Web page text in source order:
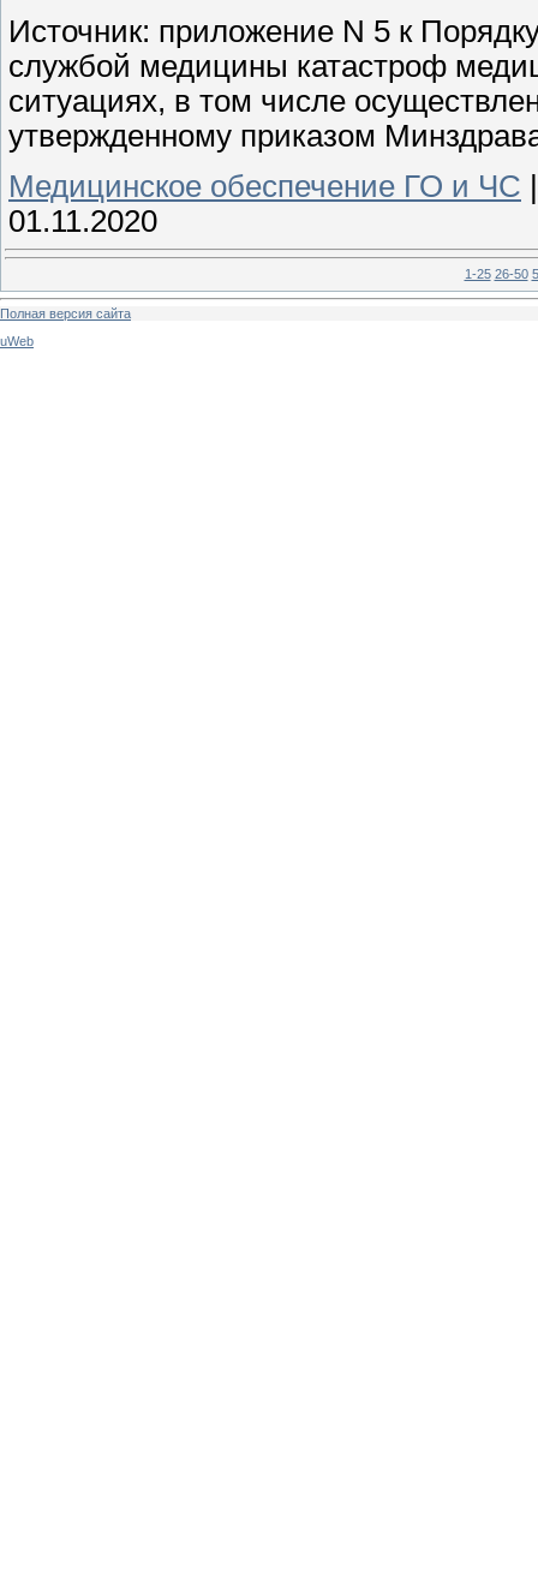
Источник: приложение N 5 к
службой медицины катастроф
ситуациях, в том числе
утвержденному приказом
Медицинское обеспечение ГО и ЧС
01.11.2020
1-25 26-50
Полная версия сайта
uWeb